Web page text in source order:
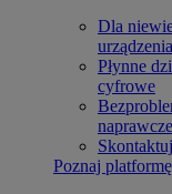
Dla
Płynne
cyfrowe
Poznaj platformę